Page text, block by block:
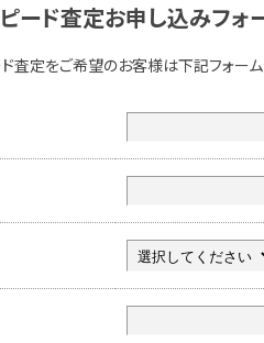
ード査定お申し込みフォ
査定をご希望のお客様は下記フォー